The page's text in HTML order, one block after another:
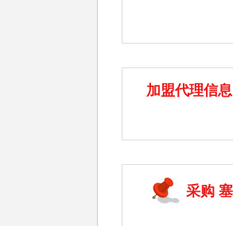
加盟代理信息
采购